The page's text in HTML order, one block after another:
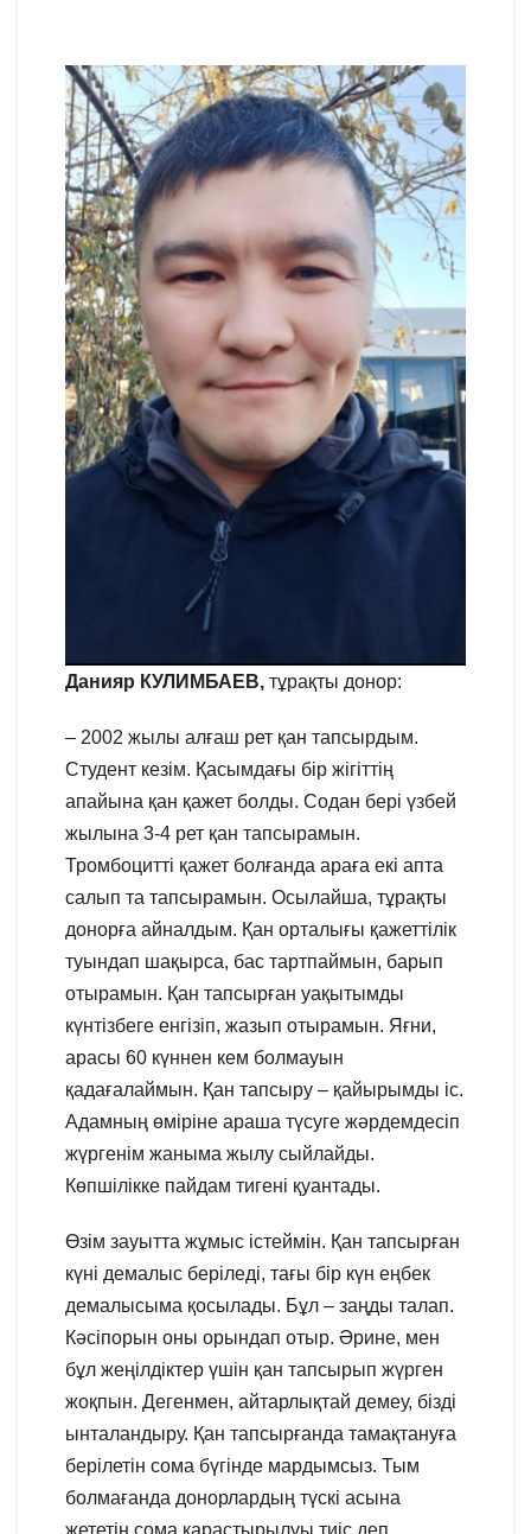
Данияр КУЛИМБАЕВ, тұрақты донор:
– 2002 жылы алғаш рет қан тапсырдым.
Студент кезім. Қасымдағы бір жігіттің
апайына қан қажет болды. Содан бері үзбей
жылына 3-4 рет қан тапсырамын.
Тромбоцитті қажет болғанда араға екі апта
салып та тапсырамын. Осылайша, тұрақты
донорға айналдым. Қан орталығы қажеттілік
туындап шақырса, бас тартпаймын, барып
отырамын. Қан тапсырған уақытымды
күнтізбеге енгізіп, жазып отырамын. Яғни,
арасы 60 күннен кем болмауын
қадағалаймын. Қан тапсыру – қайырымды іс.
Адамның өміріне араша түсуге жәрдемдесіп
жүргенім жаныма жылу сыйлайды.
Көпшілікке пайдам тигені қуантады.
Өзім зауытта жұмыс істеймін. Қан тапсырған
күні демалыс беріледі, тағы бір күн еңбек
демалысыма қосылады. Бұл – заңды талап.
Кәсіпорын оны орындап отыр. Әрине, мен
бұл жеңілдіктер үшін қан тапсырып жүрген
жоқпын. Дегенмен, айтарлықтай демеу, бізді
ынталандыру. Қан тапсырғанда тамақтануға
берілетін сома бүгінде мардымсыз. Тым
болмағанда донорлардың түскі асына
жететін сома қарастырылуы тиіс деп